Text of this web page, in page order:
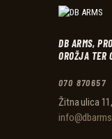
DB ARMS,
OROŽJA TER
070 870657
Žitna ulica